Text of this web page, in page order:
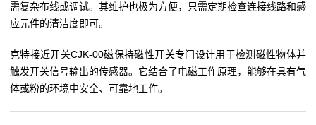
需复杂布线或调试。其维护也极为方便，只需定期检查连接线路和感
应元件的清洁度即可。
克特接近开关CJK-00磁保持磁性开关专门设计用于检测磁性物体并
触发开关信号输出的传感器。它结合了电磁工作原理，能够在具有气
体或粉的环境中安全、可靠地工作。